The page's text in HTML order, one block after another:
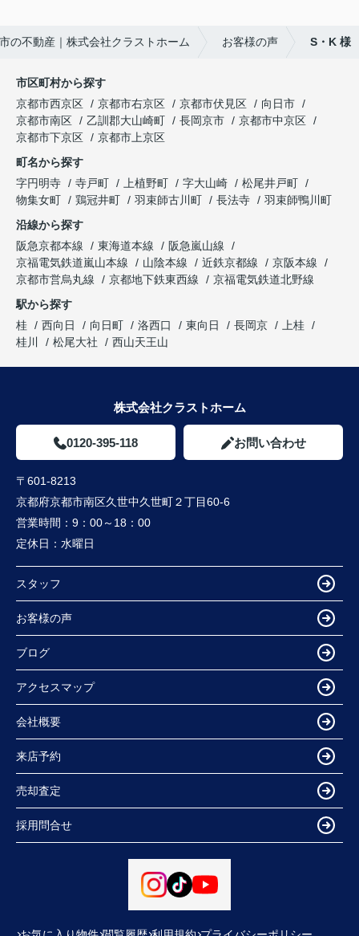
いと思います。
矢野さんのこれからのご活躍とご健勝を心よりお祈
不安も多くありましたが、安心して相談できる会
社・担当者様でした。
特に担当してくださった中野様、柴田様には大変お
世話になりました。誠実にご対応いただき、本当に
の不動産｜株式会社クラストホーム お客様の声 S・K 様
市区町村から探す
京都市西京区
京都市右京区 京都市伏見区
向日市
京都市南区
乙訓郡大山崎町 長岡京市
京都市中京区
京都市下京区
京都市上京区
町名から探す
字円明寺
寺戸町 上植野町 字大山崎
松尾井戸町
物集女町
鶏冠井町 羽束師古川町 長法寺
羽束師鴨川町
沿線から探す
阪急京都本線
東海道本線
阪急嵐山線
京福電気鉄道嵐山本線
山陰本線 近鉄京都線
京阪本線
京都市営烏丸線
京都地下鉄東西線
京福電気鉄道北野線
駅から探す
桂
西向日 向日町 洛西口 東向日 長岡京
上桂
桂川
松尾大社 西山天王山
株式会社クラストホーム
0120-395-118 お問い合わせ
〒601-8213
京都府京都市南区久世中久世町２丁目60-6
営業時間： 9：00～18：00
定休日： 水曜日
スタッフ
お客様の声
ブログ
アクセスマップ
会社概要
来店予約
売却査定
採用問合せ